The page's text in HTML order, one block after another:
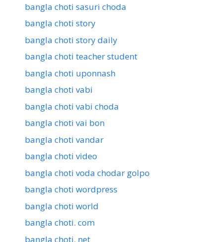
bangla choti sasuri choda
bangla choti story
bangla choti story daily
bangla choti teacher student
bangla choti uponnash
bangla choti vabi
bangla choti vabi choda
bangla choti vai bon
bangla choti vandar
bangla choti video
bangla choti voda chodar golpo
bangla choti wordpress
bangla choti world
bangla choti. com
bangla choti. net